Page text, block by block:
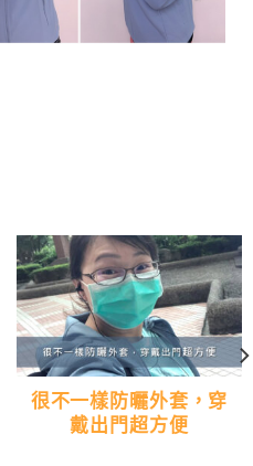
很不一樣防曬外套，穿
戴出門超方便